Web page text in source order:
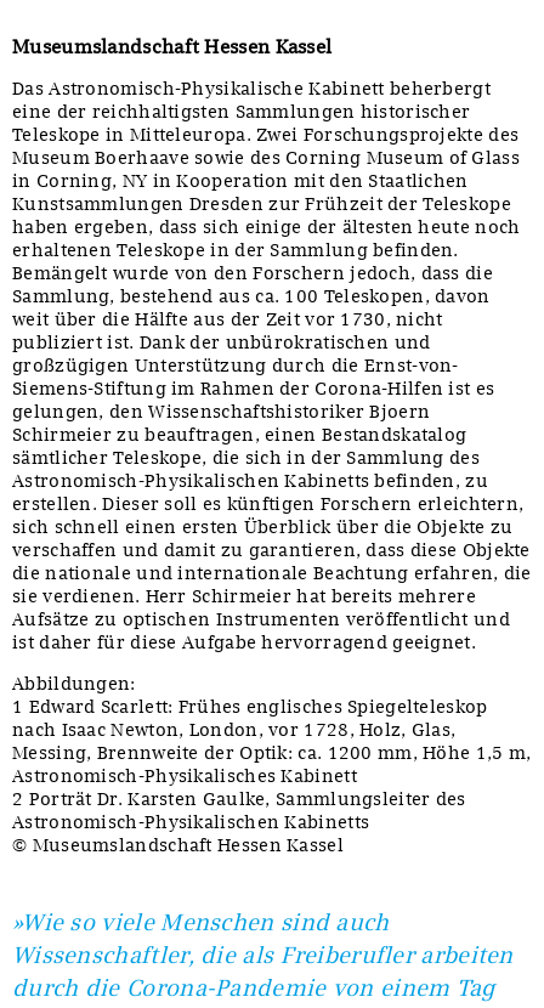
Museumslandschaft Hessen Kassel
Das Astronomisch-Physikalische Kabinett beherbergt
eine der reichhaltigsten Sammlungen historischer
Teleskope in Mitteleuropa. Zwei Forschungsprojekte des
Museum Boerhaave sowie des Corning Museum of Glass
in Corning, NY in Kooperation mit den Staatlichen
Kunstsammlungen Dresden zur Frühzeit der Teleskope
haben ergeben, dass sich einige der ältesten heute noch
erhaltenen Teleskope in der Sammlung befinden.
Bemängelt wurde von den Forschern jedoch, dass die
Sammlung, bestehend aus ca. 100 Teleskopen, davon
weit über die Hälfte aus der Zeit vor 1730, nicht
publiziert ist. Dank der unbürokratischen und
großzügigen Unterstützung durch die Ernst-von-
Siemens-Stiftung im Rahmen der Corona-Hilfen ist es
gelungen, den Wissenschaftshistoriker Bjoern
Schirmeier zu beauftragen, einen Bestandskatalog
sämtlicher Teleskope, die sich in der Sammlung des
Astronomisch-Physikalischen Kabinetts befinden, zu
erstellen. Dieser soll es künftigen Forschern erleichtern,
sich schnell einen ersten Überblick über die Objekte zu
verschaffen und damit zu garantieren, dass diese Objekte
die nationale und internationale Beachtung erfahren, die
sie verdienen. Herr Schirmeier hat bereits mehrere
Aufsätze zu optischen Instrumenten veröffentlicht und
ist daher für diese Aufgabe hervorragend geeignet.
Abbildungen:
1 Edward Scarlett: Frühes englisches Spiegelteleskop
nach Isaac Newton, London, vor 1728, Holz, Glas,
Messing, Brennweite der Optik: ca. 1200 mm, Höhe 1,5 m,
Astronomisch-Physikalisches Kabinett
2 Porträt Dr. Karsten Gaulke, Sammlungsleiter des
Astronomisch-Physikalischen Kabinetts
© Museumslandschaft Hessen Kassel
»Wie so viele Menschen sind auch
Wissenschaftler, die als Freiberufler arbeiten
durch die Corona-Pandemie von einem Tag